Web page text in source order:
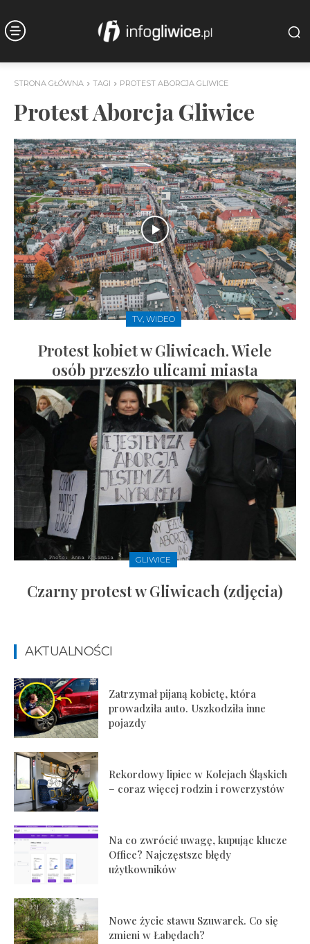
STRONA GŁÓWNA TAGI PROTEST ABORCJA GLIWICE
Protest Aborcja Gliwice
TV, WIDEO
Protest kobiet w Gliwicach. Wiele
osób przeszło ulicami miasta
GLIWICE
Czarny protest w Gliwicach (zdjęcia)
AKTUALNOŚCI
Zatrzymał pijaną kobietę, która
prowadziła auto. Uszkodziła inne
pojazdy
Rekordowy lipiec w Kolejach Śląskich
– coraz więcej rodzin i rowerzystów
Na co zwrócić uwagę, kupując klucze
Office? Najczęstsze błędy
użytkowników
Nowe życie stawu Szuwarek. Co się
zmieni w Łabędach?